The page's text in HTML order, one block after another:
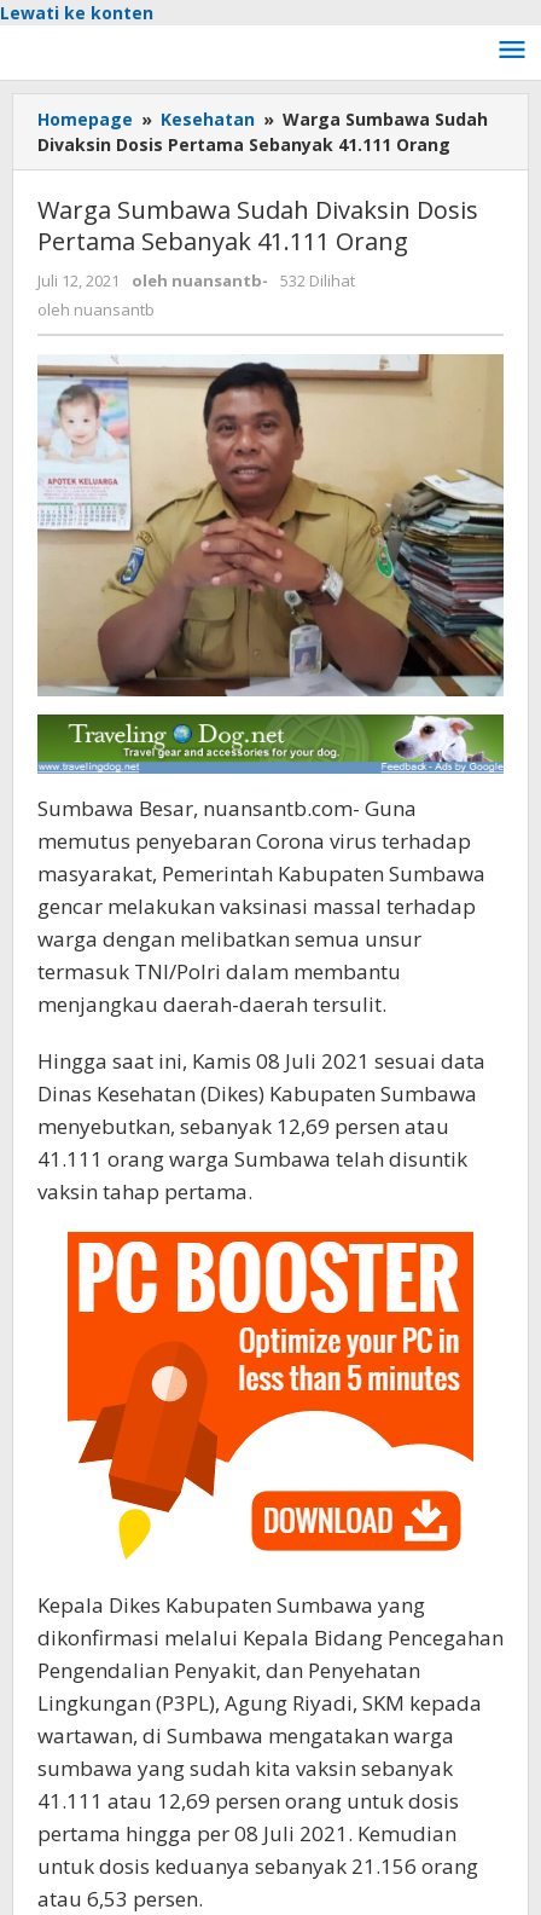
Lewati ke konten
Homepage » Kesehatan » Warga Sumbawa Sudah
Divaksin Dosis Pertama Sebanyak 41.111 Orang
Warga Sumbawa Sudah Divaksin Dosis
Pertama Sebanyak 41.111 Orang
Juli 12, 2021 oleh nuansantb-
532 Dilihat
oleh nuansantb
Sumbawa Besar, nuansantb.com- Guna
memutus penyebaran Corona virus terhadap
masyarakat, Pemerintah Kabupaten Sumbawa
gencar melakukan vaksinasi massal terhadap
warga dengan melibatkan semua unsur
termasuk TNI/Polri dalam membantu
menjangkau daerah-daerah tersulit.
Hingga saat ini, Kamis 08 Juli 2021 sesuai data
Dinas Kesehatan (Dikes) Kabupaten Sumbawa
menyebutkan, sebanyak 12,69 persen atau
41.111 orang warga Sumbawa telah disuntik
vaksin tahap pertama.
Kepala Dikes Kabupaten Sumbawa yang
dikonfirmasi melalui Kepala Bidang Pencegahan
Pengendalian Penyakit, dan Penyehatan
Lingkungan (P3PL), Agung Riyadi, SKM kepada
wartawan, di Sumbawa mengatakan warga
sumbawa yang sudah kita vaksin sebanyak
41.111 atau 12,69 persen orang untuk dosis
pertama hingga per 08 Juli 2021. Kemudian
untuk dosis keduanya sebanyak 21.156 orang
atau 6,53 persen.